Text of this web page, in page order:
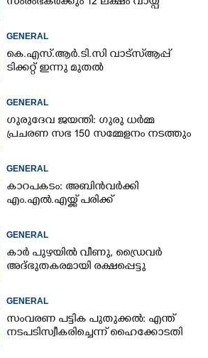
GENERAL
കെ.എസ്.ആർ.ടി.സി വാട്സ്ആപ്പ്
ടിക്കറ്റ് ഇന്നു മുതൽ
GENERAL
ഗുരുദേവ ജയന്തി: ഗുരു ധർമ്മ
പ്രചരണ സഭ 150 സമ്മേളനം നടത്തും
GENERAL
കാറപകടം: അബിൻവർക്കി
എം.എൽ.എയ്ക്ക് പരിക്ക്
GENERAL
കാർ പുഴയിൽ വീണു, ഡ്രെെവർ
അദ്ഭുതകരമായി രക്ഷപ്പെട്ടു
GENERAL
സംവരണ പട്ടിക പുതുക്കൽ: എന്ത്
നടപടി സ്വീകരിച്ചെന്ന് ഹൈക്കോടതി